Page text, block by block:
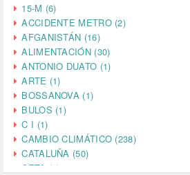
15-M (6)
ACCIDENTE METRO (2)
AFGANISTÁN (16)
ALIMENTACIÓN (30)
ANTONIO DUATO (1)
ARTE (1)
BOSSANOVA (1)
BULOS (1)
C I (1)
CAMBIO CLIMÁTICO (238)
CATALUÑA (50)
CETA (2)